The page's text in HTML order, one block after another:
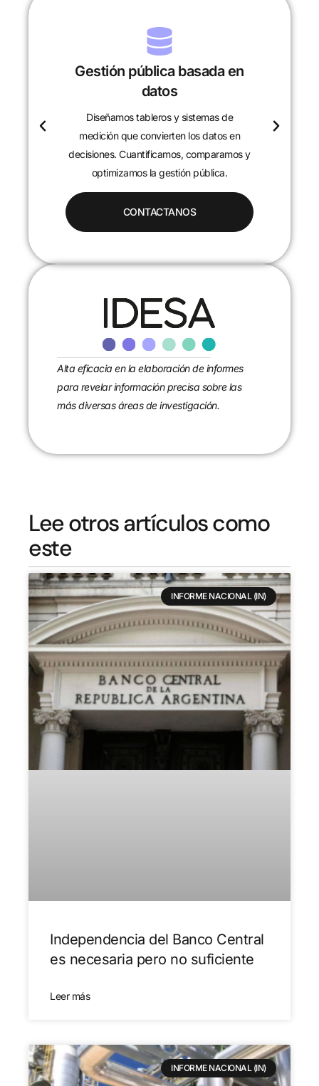
Gestión pública basada en
datos
Diseñamos tableros y sistemas de
medición que convierten los datos en
decisiones. Cuantificamos, comparamos y
optimizamos la gestión pública.
CONTACTANOS
Alta eficacia en la elaboración de informes
para revelar información precisa sobre las
más diversas áreas de investigación.
Lee otros artículos como
este
INFORME NACIONAL (IN)
Independencia del Banco Central
es necesaria pero no suficiente
Leer más
INFORME NACIONAL (IN)